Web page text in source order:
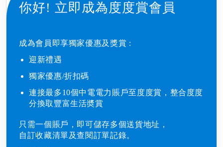
你好! 立即成為度度賞會員
成為會員即享獨家優惠及獎賞 : ​
迎新禮遇​
獨家優惠/折扣碼​
連接最多10個中電電力賬戶至度度賞，整合度度
分換取豐富生活奬賞
只需一個賬戶，即可儲存多個送貨地址，
自訂收藏清單及查閱訂單記錄。